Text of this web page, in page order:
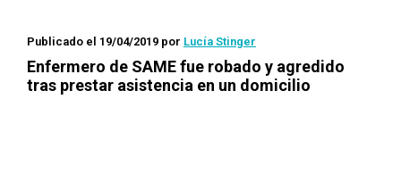
Publicado el 19/04/2019 por Lucía Stinger
Enfermero de SAME fue robado y agredido
tras prestar asistencia en un domicilio